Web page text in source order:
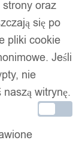
produkty
jakości.
oraz
się po
pliki cookie
Jeśli
nie
witrynę.